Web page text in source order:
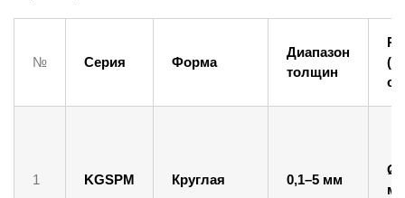
№ Серия Форма
Диапазон
толщин
1 KGSPM Круглая 0,1–5 мм